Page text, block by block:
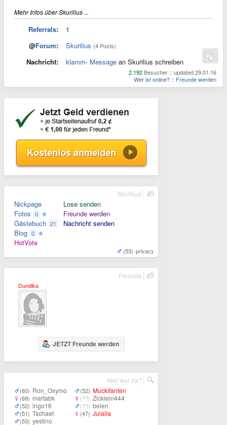
Mehr Infos über Skurilius ...
Referrals:
1
@Forum: Skurilius (4 Posts)
Nachricht: klamm- Message an Skurilius schreiben
2.192 Besucher :: updated 29.01.16
Wer ist online? :: Freunde werden
Nickpage
Fotos 0
Gästebuch 21
Blog 0
HotVote
Lose senden
Freunde werden
Nachricht senden
(53) privacy
Skurilius'
Dundika
JETZT Freunde werden
Freunde
(60) Ron_Oxymo
(69) martabk
(52) ingo16
(51) Tschaet
(53) yestino
(52) Muckifanten
(??) Zicklein444
(??) belen
(47) Julaila
Wer war da?